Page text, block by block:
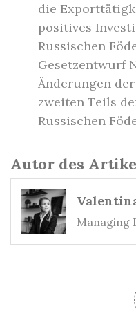
die
positives
Russischen
Gesetzentwurf
Änderungen
zweiten Teils
Russischen
Autor des
Managing